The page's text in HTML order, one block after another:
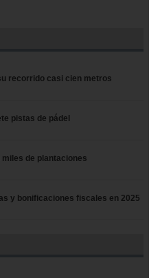
recorrido casi cien metros
pistas de pádel
de plantaciones
y bonificaciones fiscales en 2025